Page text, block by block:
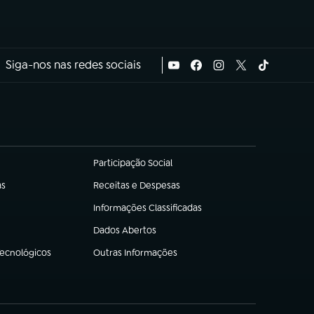
Siga-nos nas redes sociais
Participação Social
(abre em nova aba)
Receitas e Despesas
(abre em nova aba)
Informações Classificadas
(abre em nova aba)
Dados Abertos
(abre em nova aba)
Outras Informações
(abre em nova aba)